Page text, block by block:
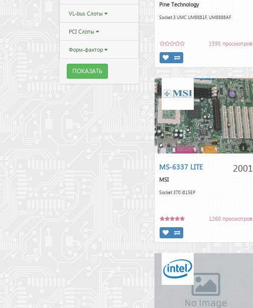
VL-bus Слоты
PCI Слоты
Форм-фактор
ПОКАЗАТЬ
Pine Technology
Socket 3 UMC UM8881F, UM8886AF
1595 просмотров
2001
MS-6337 LITE
MSI
Socket 370 i815EP
1260 просмотров